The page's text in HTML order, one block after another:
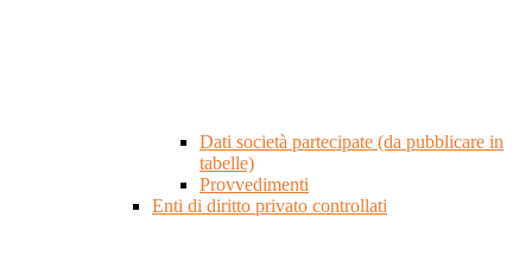
Dati società partecipate (da pubblicare in
tabelle)
Provvedimenti
Enti di diritto privato controllati